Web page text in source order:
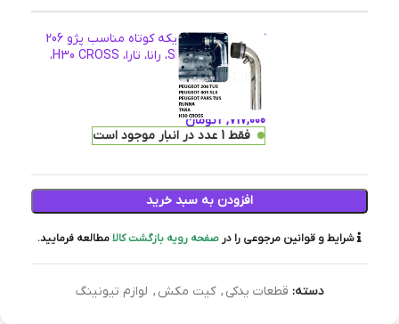
کيت مکش يک تيکه کوتاه مناسب پژو 206
TU5، پژو 405 SLX، رانا، تارا، H30 CROSS،
پارس TU5
3,717,000تومان
فقط 1 عدد در انبار موجود است
افزودن به سبد خرید
شرایط و قوانین مرجوعی را درصفحه رویه بازگشت کالامطالعه فرمایید.
دسته: قطعات یدکی , کیت مکش , لوازم تیونینگ